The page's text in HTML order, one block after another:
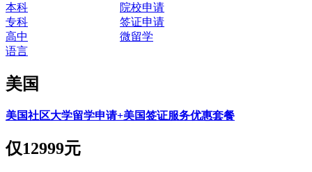
本科
院校申请
专科
签证申请
高中
微留学
语言
美国
美国社区大学留学申请+美国签证服务优惠套餐
仅12999元